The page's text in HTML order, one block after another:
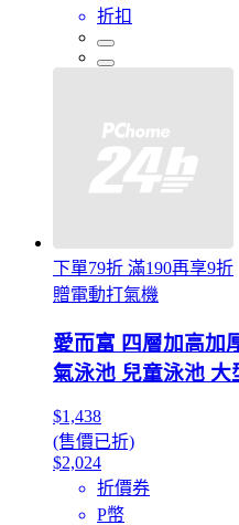
折扣
下單79折 滿190再享9折
贈電動打氣機
愛而富 四層加高加
氣泳池 兒童泳池 大
$1,438
(售價已折)
$2,024
折價券
P幣